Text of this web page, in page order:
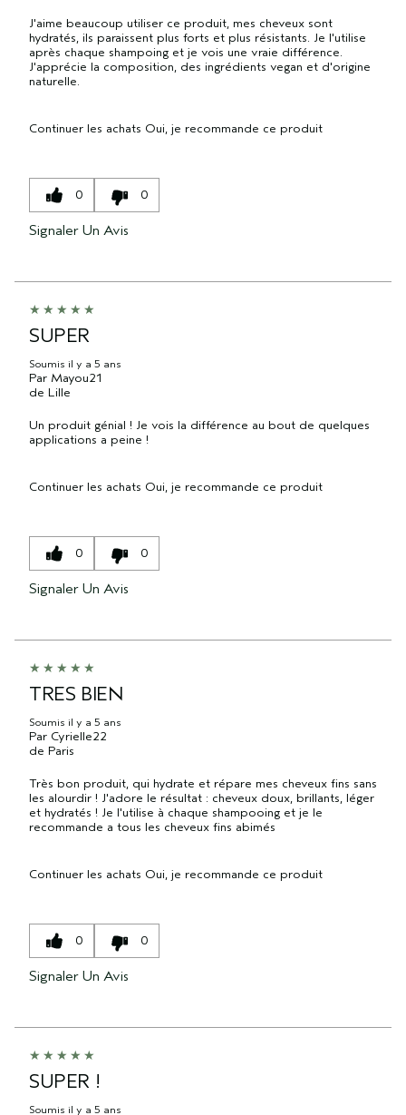
J'aime beaucoup utiliser ce produit, mes cheveux sont
hydratés, ils paraissent plus forts et plus résistants. Je l'utilise
après chaque shampoing et je vois une vraie différence.
J'apprécie la composition, des ingrédients vegan et d'origine
naturelle.
Continuer les achats Oui, je recommande ce produit
0 0
Signaler Un Avis
SUPER
Soumis il y a 5 ans
Par Mayou21
de Lille
Un produit génial ! Je vois la différence au bout de quelques
applications a peine !
Continuer les achats Oui, je recommande ce produit
0 0
Signaler Un Avis
TRES BIEN
Soumis il y a 5 ans
Par Cyrielle22
de Paris
Très bon produit, qui hydrate et répare mes cheveux fins sans
les alourdir ! J'adore le résultat : cheveux doux, brillants, léger
et hydratés ! Je l'utilise à chaque shampooing et je le
recommande a tous les cheveux fins abimés
Continuer les achats Oui, je recommande ce produit
0 0
Signaler Un Avis
SUPER !
Soumis il y a 5 ans